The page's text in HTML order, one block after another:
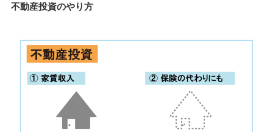
不動産投資のやり方